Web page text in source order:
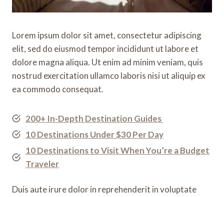
Lorem ipsum dolor sit amet, consectetur adipiscing
elit, sed do eiusmod tempor incididunt ut labore et
dolore magna aliqua. Ut enim ad minim veniam, quis
nostrud exercitation ullamco laboris nisi ut aliquip ex
ea commodo consequat.
200+ In-Depth Destination Guides
10 Destinations Under $30 Per Day
10 Destinations to Visit When You’re a Budget
Traveler
Duis aute irure dolor in reprehenderit in voluptate